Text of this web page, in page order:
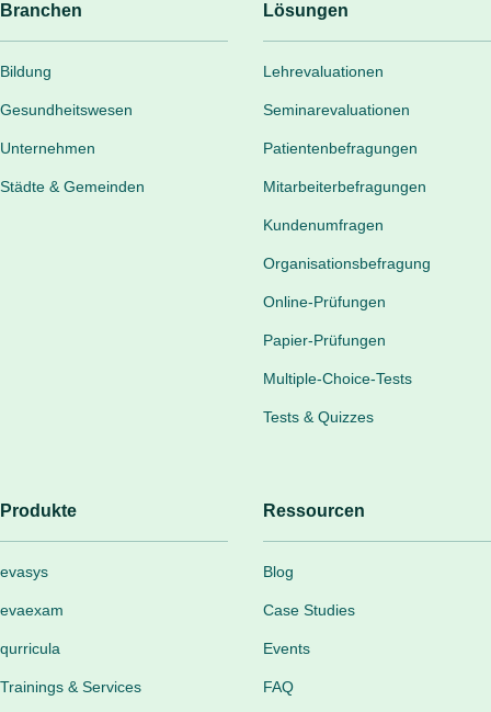
Branchen
Bildung
Gesundheitswesen
Unternehmen
Städte & Gemeinden
Lösungen
Lehrevaluationen
Seminarevaluationen
Patientenbefragungen
Mitarbeiterbefragungen
Kundenumfragen
Organisationsbefragung
Online-Prüfungen
Papier-Prüfungen
Multiple-Choice-Tests
Tests & Quizzes
Produkte
evasys
evaexam
qurricula
Trainings & Services
Ressourcen
Blog
Case Studies
Events
FAQ